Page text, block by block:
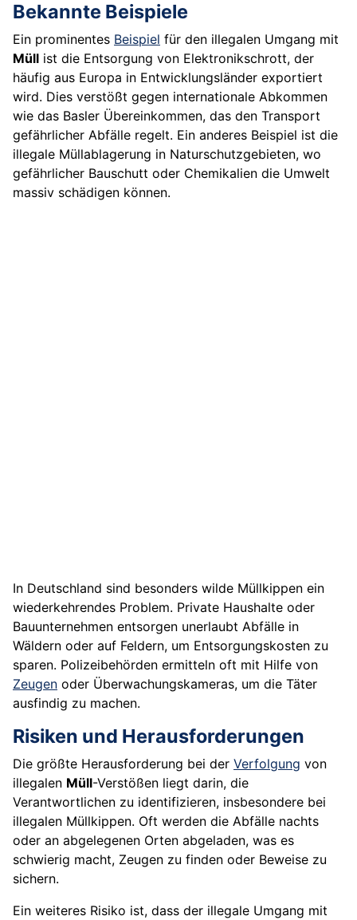
Bekannte Beispiele
Ein prominentes Beispiel für den illegalen Umgang mit
Müll ist die Entsorgung von Elektronikschrott, der
häufig aus Europa in Entwicklungsländer exportiert
wird. Dies verstößt gegen internationale Abkommen
wie das Basler Übereinkommen, das den Transport
gefährlicher Abfälle regelt. Ein anderes Beispiel ist die
illegale Müllablagerung in Naturschutzgebieten, wo
gefährlicher Bauschutt oder Chemikalien die Umwelt
massiv schädigen können.
In Deutschland sind besonders wilde Müllkippen ein
wiederkehrendes Problem. Private Haushalte oder
Bauunternehmen entsorgen unerlaubt Abfälle in
Wäldern oder auf Feldern, um Entsorgungskosten zu
sparen. Polizeibehörden ermitteln oft mit Hilfe von
Zeugen oder Überwachungskameras, um die Täter
ausfindig zu machen.
Risiken und Herausforderungen
Die größte Herausforderung bei der Verfolgung von
illegalen Müll-Verstößen liegt darin, die
Verantwortlichen zu identifizieren, insbesondere bei
illegalen Müllkippen. Oft werden die Abfälle nachts
oder an abgelegenen Orten abgeladen, was es
schwierig macht, Zeugen zu finden oder Beweise zu
sichern.
Ein weiteres Risiko ist, dass der illegale Umgang mit